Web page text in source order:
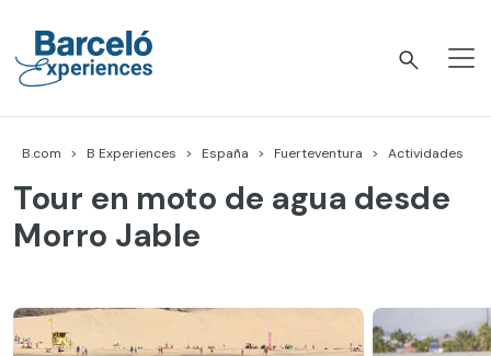
content
B.com B Experiences España Fuerteventura Actividades
Tour en moto de agua desde
Morro Jable